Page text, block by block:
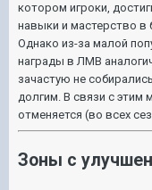
котором игроки,
навыки и мастерство в
Однако из-за малой
награды в ЛМВ
зачастую не
долгим. В связи с этим
отменяется (во всех
Зоны с